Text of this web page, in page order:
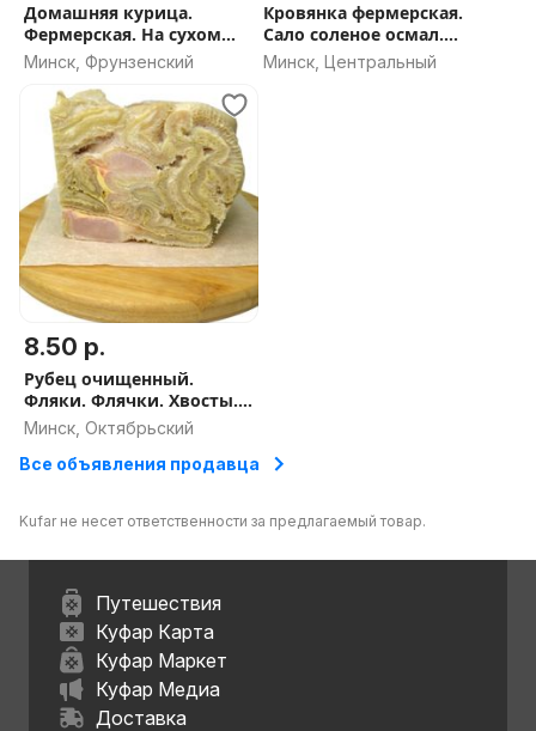
Домашняя курица.
Фермерская. На сухом
корме. Свободном
выгуле.
Минск, Фрунзенский
Кровянка фермерская.
Сало соленое осмал.
Копчения натуральные.
Салтисоны. Колбасы.
Минск, Центральный
8.50 р.
Рубец очищенный.
Фляки. Флячки. Хвосты.
Языки. Путовый
сустав(ноги). И другие
говяжьи субпродукты.
Минск, Октябрьский
Все объявления продавца
Kufar не несет ответственности за предлагаемый товар.
Путешествия
Куфар Карта
Куфар Маркет
Куфар Медиа
Доставка